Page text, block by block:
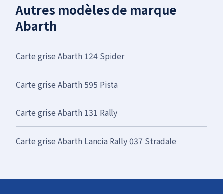
Autres modèles de marque
Abarth
Carte grise Abarth 124 Spider
Carte grise Abarth 595 Pista
Carte grise Abarth 131 Rally
Carte grise Abarth Lancia Rally 037 Stradale